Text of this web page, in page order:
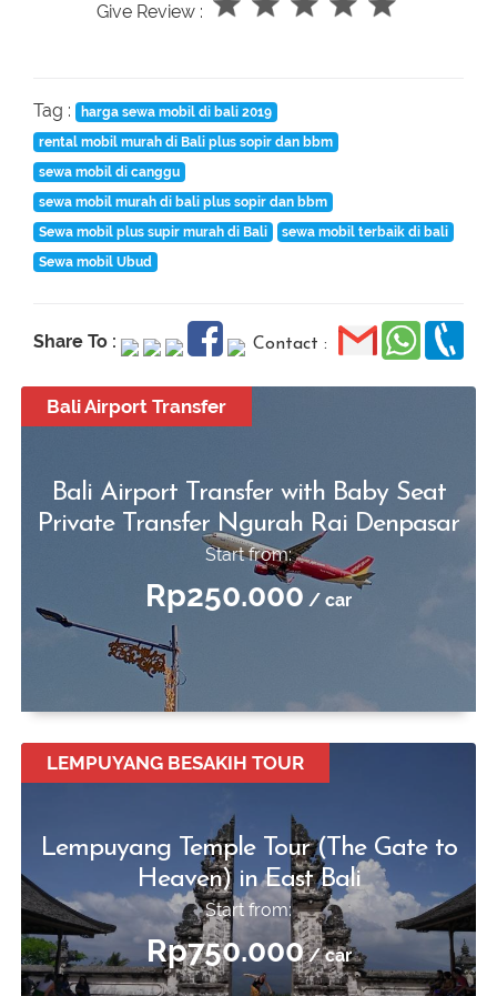
Give Review :
Tag :
harga sewa mobil di bali 2019
rental mobil murah di Bali plus sopir dan bbm
sewa mobil di canggu
sewa mobil murah di bali plus sopir dan bbm
Sewa mobil plus supir murah di Bali
sewa mobil terbaik di bali
Sewa mobil Ubud
Share To : Contact :
Bali Airport Transfer with Baby Seat
Private Transfer Ngurah Rai Denpasar
Bali Airport Transfer
Start from:
Rp250.000 / car
Lempuyang Temple Tour (The Gate to
Heaven) in East Bali
LEMPUYANG BESAKIH TOUR
Start from:
Rp750.000 / car